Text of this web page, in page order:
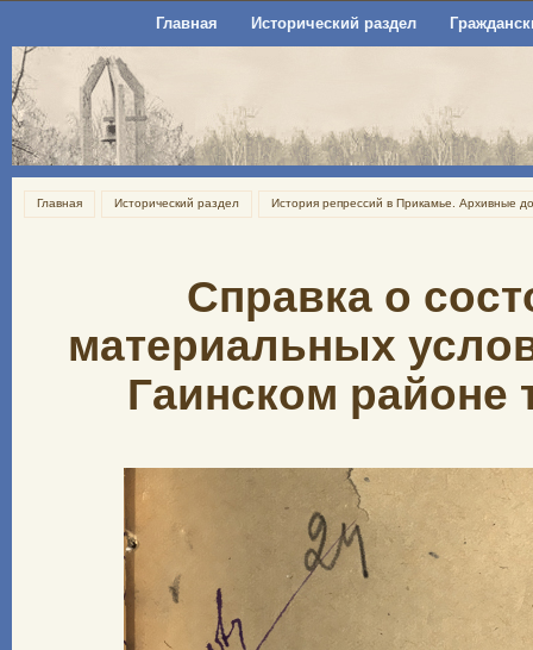
Главная Исторический раздел
Главная Исторический раздел История репрессий в Прикамье. Архивные
Справка о
материальных
Гаинском районе